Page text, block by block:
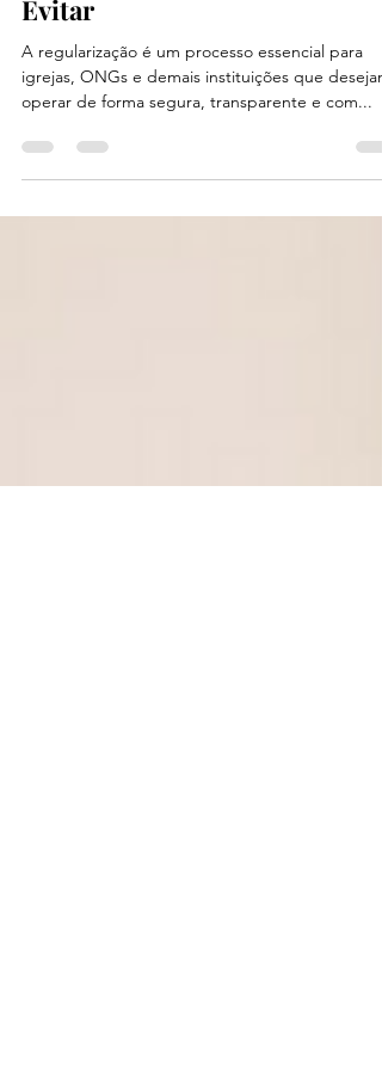
Os Benefícios da Regularização
e os Problemas que Isso Pode
Evitar
A regularização é um processo essencial para
operar de forma segura, transparente e com...